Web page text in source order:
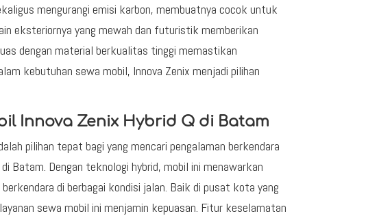
mengurangi emisi karbon, membuatnya cocok untuk
eksteriornya yang mewah dan futuristik memberikan
dengan material berkualitas tinggi memastikan
kebutuhan sewa mobil, Innova Zenix menjadi pilihan
Innova Zenix Hybrid Q di Batam
pilihan tepat bagi yang mencari pengalaman berkendara
Batam. Dengan teknologi hybrid, mobil ini menawarkan
di berbagai kondisi jalan. Baik di pusat kota yang
sewa mobil ini menjamin kepuasan. Fitur keselamatan